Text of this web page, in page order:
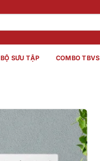
BỘ SƯU TẬP COMBO TBVS